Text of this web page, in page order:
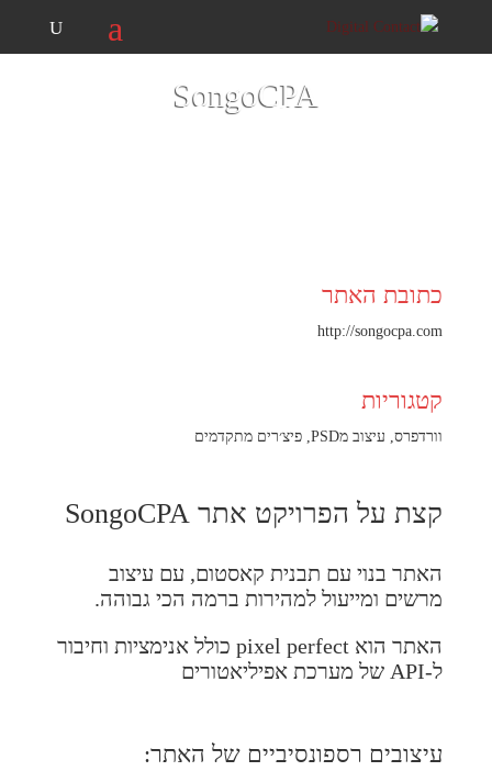
info@digitalcontact.co.il
SongoCPAמרץ 18, 2017
כתובת האתר
http://songocpa.com
קטגוריות
וורדפרס, עיצוב מPSD , פיצ׳רים מתקדמים
קצת על הפרויקט אתר SongoCPA
האתר בנוי עם תבנית קאסטום, עם עיצוב
מרשים ומייעול למהירות ברמה הכי גבוהה.
האתר הוא pixel perfect כולל אנימציות וחיבור
ל-API של מערכת אפיליאטורים
עיצובים רספונסיביים של האתר: